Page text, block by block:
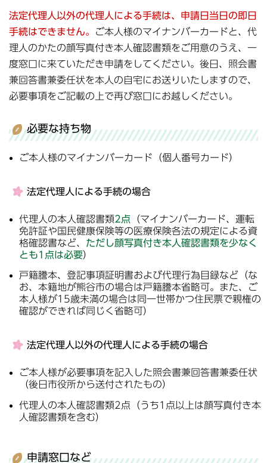
法定代理人以外の代理人による手続は、申請日当日の即日
手続はできません。
ご本人様のマイナンバーカードと、代
理人のかたの顔写真付き本人確認書類をご用意のうえ、一
度窓口に来ていただき申請をしてください。後日、照会書
兼回答書兼委任状を本人の自宅にお送りいたしますので、
必要事項をご記載の上で再び窓口にお越しください。
必要な持ち物
ご本人様のマイナンバーカード（個人番号カード）
法定代理人による手続の場合
代理人の本人確認書類2点 （マイナンバーカード、運転
免許証や国民健康保険等の医療保険各法の規定による資
格確認書など、 ただし顔写真付き本人確認書類を少なく
とも1点は必要）
戸籍謄本、登記事項証明書および代理行為目録など（な
お、本籍地が熊谷市の場合は戸籍謄本省略可。また、ご
本人様が15歳未満の場合は同一世帯かつ住民票で親権の
確認ができれば同じく省略可）
法定代理人以外の代理人による手続の場合
ご本人様が必要事項を記入した照会書兼回答書兼委任状
（後日市役所から送付されたもの）
代理人の本人確認書類2点（うち1点以上は顔写真付き本
人確認書類を含む）
申請窓口など